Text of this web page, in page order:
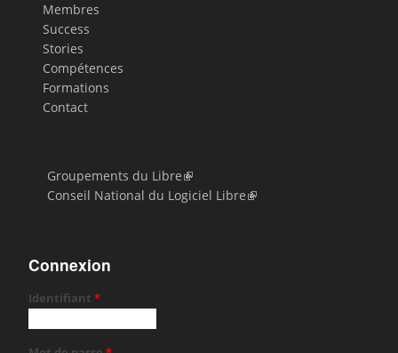
Membres
Success
Stories
Compétences
Formations
Contact
Groupements du Libre
Conseil National du Logiciel Libre
Connexion
Identifiant*